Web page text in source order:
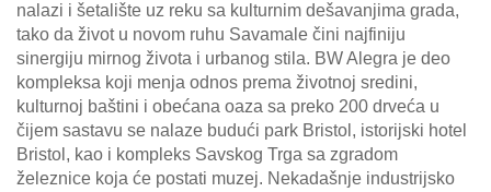
nalazi i šetalište uz reku sa kulturnim dešavanjima grada,
tako da život u novom ruhu Savamale čini najfiniju
sinergiju mirnog života i urbanog stila. BW Alegra je deo
kompleksa koji menja odnos prema životnoj sredini,
kulturnoj baštini i obećana oaza sa preko 200 drveća u
čijem sastavu se nalaze budući park Bristol, istorijski hotel
Bristol, kao i kompleks Savskog Trga sa zgradom
železnice koja će postati muzej. Nekadašnje industrijsko